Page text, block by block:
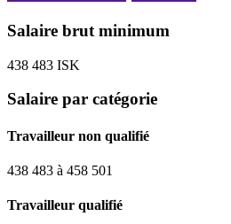
Salaire brut minimum
438 483 ISK
Salaire par catégorie
Travailleur non qualifié
438 483 à 458 501
Travailleur qualifié